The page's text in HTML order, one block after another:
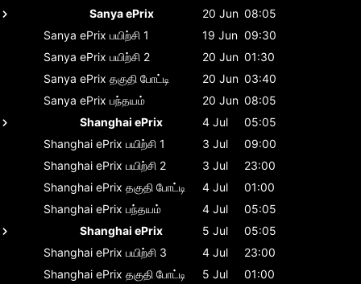
Sanya ePrix
20 Jun 08:05
Sanya ePrix பயிற்சி 1 19 Jun 09:30
Sanya ePrix பயிற்சி 2 20 Jun 01:30
Sanya ePrix தகுதி போட்டி 20 Jun 03:40
Sanya ePrix பந்தயம் 20 Jun 08:05
Shanghai ePrix
4 Jul
05:05
Shanghai ePrix பயிற்சி 1 3 Jul
09:00
Shanghai ePrix பயிற்சி 2 3 Jul
23:00
Shanghai ePrix தகுதி போட்டி 4 Jul
01:00
Shanghai ePrix பந்தயம் 4 Jul
05:05
Shanghai ePrix
5 Jul
05:05
Shanghai ePrix பயிற்சி 3 4 Jul
23:00
Shanghai ePrix தகுதி போட்டி 5 Jul
01:00